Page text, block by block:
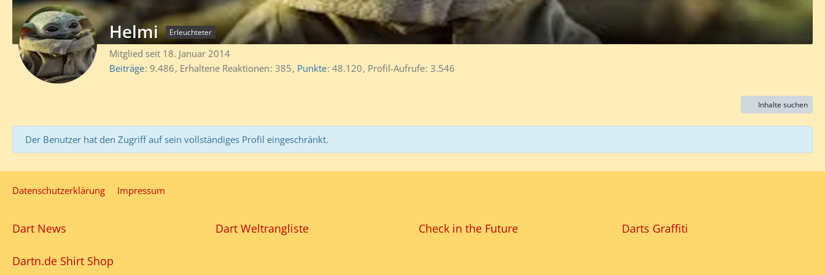
Helmi Erleuchteter
Mitglied seit 18. Januar 2014
Beiträge 9.486 Erhaltene Reaktionen 385 Punkte 48.120 Profil-Aufrufe 3.546
Inhalte suchen
Der Benutzer hat den Zugriff auf sein vollständiges Profil eingeschränkt.
Datenschutzerklärung Impressum
Dart News Dart Weltrangliste Check in the Future Darts Graffiti
Dartn.de Shirt Shop